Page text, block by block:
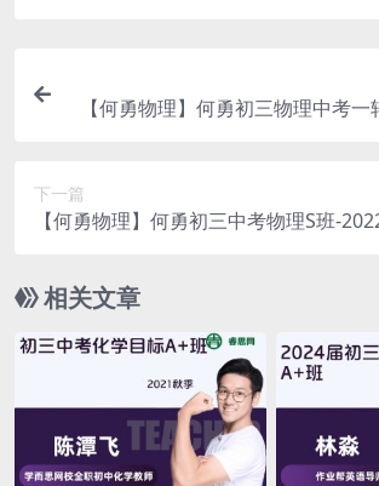
【何勇物理】何勇初三物理中考一
下一篇
【何勇物理】何勇初三中考物理S班-
相关文章